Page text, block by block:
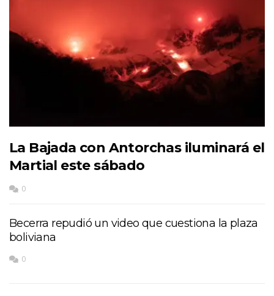
La Bajada con Antorchas iluminará el
Martial este sábado
0
Becerra repudió un video que cuestiona la plaza
boliviana
0